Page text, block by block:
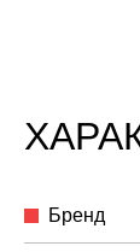
Бренд